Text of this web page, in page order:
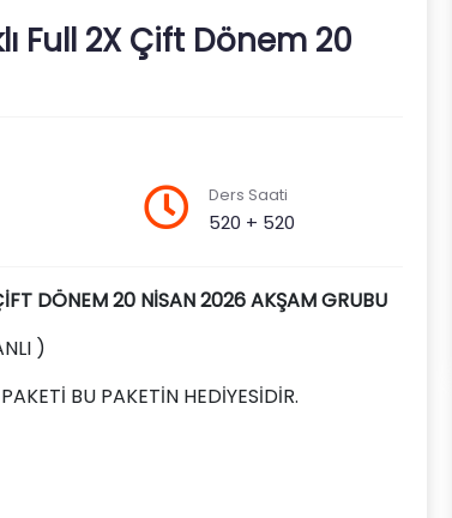
Full 2X Çift Dönem 20
Ders Saati
520 + 520
DÖNEM 20 NİSAN 2026 AKŞAM GRUBU
)
BU PAKETİN HEDİYESİDİR.